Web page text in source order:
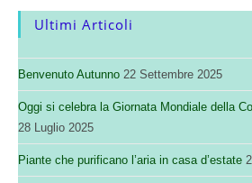
Ultimi Articoli
Benvenuto Autunno 22 Settembre 2025
Oggi si celebra la Giornata Mondiale della
28 Luglio 2025
Piante che purificano l’aria in casa d’estate